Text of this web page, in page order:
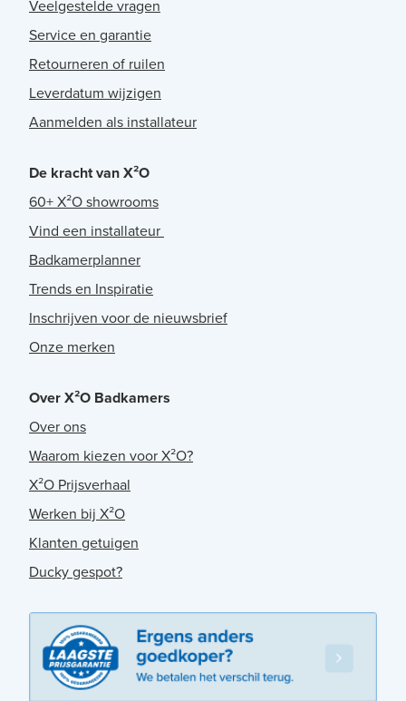
Veelgestelde vragen
Service en garantie
Retourneren of ruilen
Leverdatum wijzigen
Aanmelden als installateur
De kracht van X²O
60+ X²O showrooms
Vind een installateur
Badkamerplanner
Trends en Inspiratie
Inschrijven voor de nieuwsbrief
Onze merken
Over X²O Badkamers
Over ons
Waarom kiezen voor X²O?
X²O Prijsverhaal
Werken bij X²O
Klanten getuigen
Ducky gespot?